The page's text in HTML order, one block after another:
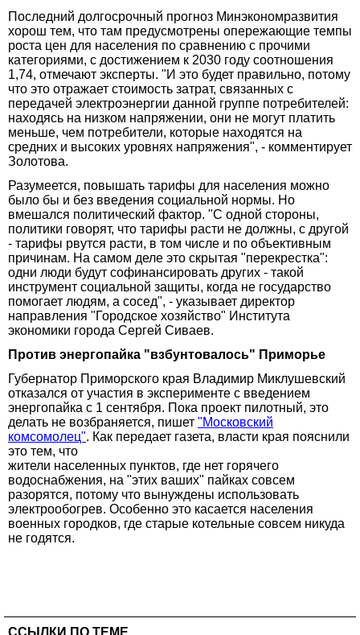
Последний долгосрочный прогноз Минэкономразвития
хорош тем, что там предусмотрены опережающие темпы
роста цен для населения по сравнению с прочими
категориями, с достижением к 2030 году соотношения
1,74, отмечают эксперты. "И это будет правильно, потому
что это отражает стоимость затрат, связанных с
передачей электроэнергии данной группе потребителей:
находясь на низком напряжении, они не могут платить
меньше, чем потребители, которые находятся на
средних и высоких уровнях напряжения", - комментирует
Золотова.
Разумеется, повышать тарифы для населения можно
было бы и без введения социальной нормы. Но
вмешался политический фактор. "С одной стороны,
политики говорят, что тарифы расти не должны, с другой
- тарифы рвутся расти, в том числе и по объективным
причинам. На самом деле это скрытая "перекрестка":
одни люди будут софинансировать других - такой
инструмент социальной защиты, когда не государство
помогает людям, а сосед", - указывает директор
направления "Городское хозяйство" Института
экономики города Сергей Сиваев.
Против энергопайка "взбунтовалось" Приморье
Губернатор Приморского края Владимир Миклушевский
отказался от участия в эксперименте с введением
энергопайка с 1 сентября. Пока проект пилотный, это
делать не возбраняется, пишет "Московский
комсомолец". Как передает газета, власти края пояснили
это тем, что
жители населенных пунктов, где нет горячего
водоснабжения, на "этих ваших" пайках совсем
разорятся, потому что вынуждены использовать
электрообогрев. Особенно это касается населения
военных городков, где старые котельные совсем никуда
не годятся.
ССЫЛКИ ПО ТЕМЕ